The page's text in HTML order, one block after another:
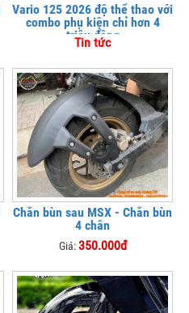
Vario 125 2026 độ thể thao với
combo phụ kiện chỉ hơn 4
triệu đồng
Tin tức
Chắn bùn sau MSX - Chắn bùn
4 chân
Giá:350.000đ